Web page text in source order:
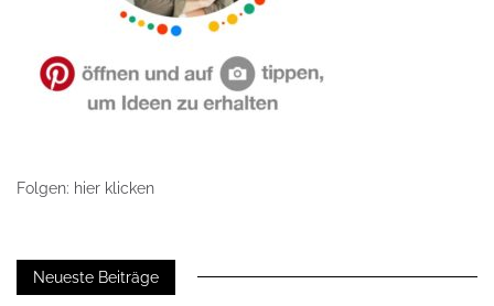
Folgen: hier klicken
Neueste Beiträge